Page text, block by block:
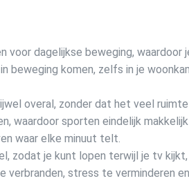
dagelijkse beweging, waardoor
beweging komen, zelfs in je
overal, zonder dat het veel
waardoor sporten eindelijk
waar elke minuut telt.
zodat je kunt lopen terwijl je tv
stress te verminderen